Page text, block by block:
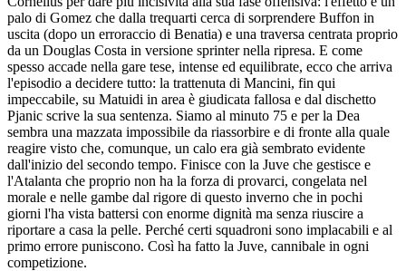
palo di Gomez che dalla trequarti cerca di sorprendere Buffon in
uscita (dopo un erroraccio di Benatia) e una traversa centrata proprio
da un Douglas Costa in versione sprinter nella ripresa. E come
spesso accade nella gare tese, intense ed equilibrate, ecco che arriva
l'episodio a decidere tutto: la trattenuta di Mancini, fin qui
impeccabile, su Matuidi in area è giudicata fallosa e dal dischetto
Pjanic scrive la sua sentenza. Siamo al minuto 75 e per la Dea
sembra una mazzata impossibile da riassorbire e di fronte alla quale
reagire visto che, comunque, un calo era già sembrato evidente
dall'inizio del secondo tempo. Finisce con la Juve che gestisce e
l'Atalanta che proprio non ha la forza di provarci, congelata nel
morale e nelle gambe dal rigore di questo inverno che in pochi
giorni l'ha vista battersi con enorme dignità ma senza riuscire a
riportare a casa la pelle. Perché certi squadroni sono implacabili e al
primo errore puniscono. Così ha fatto la Juve, cannibale in ogni
competizione.